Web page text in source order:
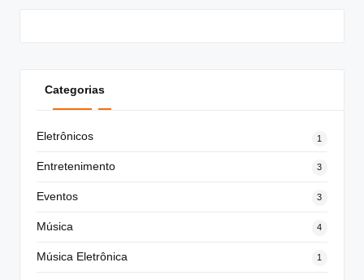
Categorias
Eletrônicos 1
Entretenimento 3
Eventos 3
Música 4
Música Eletrônica 1